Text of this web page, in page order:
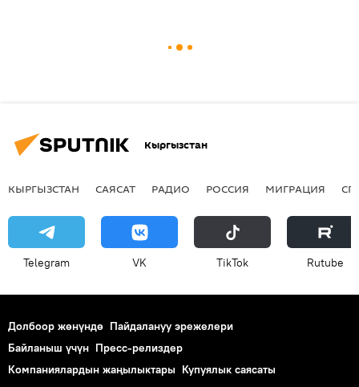
Кыргызстан
КЫРГЫЗСТАН САЯСАТ РАДИО РОССИЯ МИГРАЦИЯ
Telegram VK ТikТоk Rutube
Долбоор жөнүндө Пайдалануу эрежелери
Байланыш үчүн Пресс-релиздер
Компаниялардын жаңылыктары Купуялык саясаты